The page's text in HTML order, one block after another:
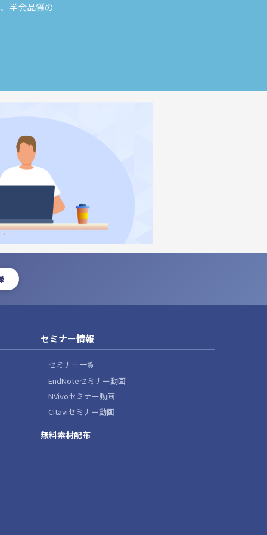
学会品質の
セミナー情報
セミナー一覧
EndNoteセミナー動画
NVivoセミナー動画
Citaviセミナー動画
無料素材配布